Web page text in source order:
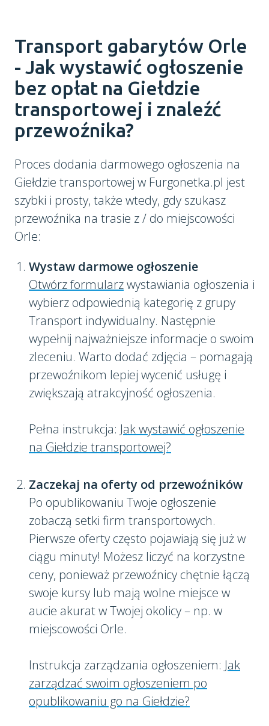
Transport gabarytów Orle
- Jak wystawić ogłoszenie
bez opłat na Giełdzie
transportowej i znaleźć
przewoźnika?
Proces dodania darmowego ogłoszenia na
Giełdzie transportowej w Furgonetka.pl jest
szybki i prosty, także wtedy, gdy szukasz
przewoźnika na trasie z / do miejscowości
Orle:
Wystaw darmowe ogłoszenie
Otwórz formularzwystawiania ogłoszenia i
wybierz odpowiednią kategorię z grupy
Transport indywidualny. Następnie
wypełnij najważniejsze informacje o swoim
zleceniu. Warto dodać zdjęcia – pomagają
przewoźnikom lepiej wycenić usługę i
zwiększają atrakcyjność ogłoszenia.
Pełna instrukcja: Jak wystawić ogłoszenie
na Giełdzie transportowej?
Zaczekaj na oferty od przewoźników
Po opublikowaniu Twoje ogłoszenie
zobaczą setki firm transportowych.
Pierwsze oferty często pojawiają się już w
ciągu minuty! Możesz liczyć na korzystne
ceny, ponieważ przewoźnicy chętnie łączą
swoje kursy lub mają wolne miejsce w
aucie akurat w Twojej okolicy – np. w
miejscowości Orle.
Instrukcja zarządzania ogłoszeniem: Jak
zarządzać swoim ogłoszeniem po
opublikowaniu go na Giełdzie?